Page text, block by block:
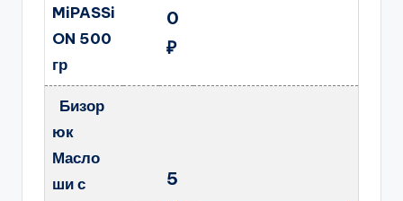
MiPASSi
ON 500
гр
0
₽
Бизор
юк
Масло
ши с
5